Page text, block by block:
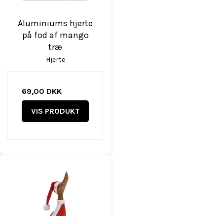
Aluminiums hjerte
på fod af mango
træ
Hjerte
69,00 DKK
VIS PRODUKT